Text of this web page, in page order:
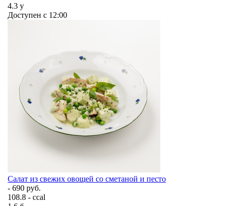
4.3 у
Доступен с 12:00
Салат из свежих овощей со сметаной и песто
- 690 руб.
108.8 - ccal